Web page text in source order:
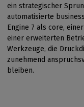
ein strategischer
automatisierte
Engine 7 als core,
einer erweiterten
Werkzeuge, die
zunehmend
bleiben.